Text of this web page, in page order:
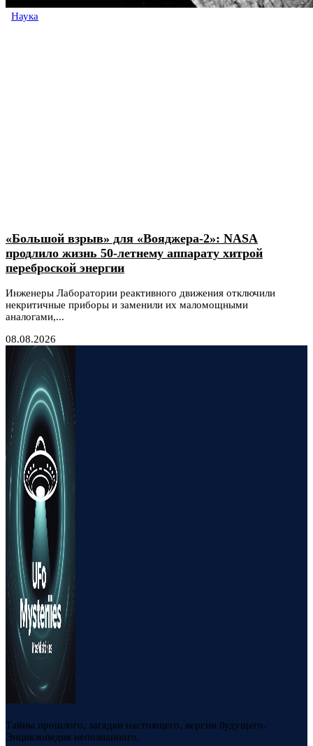
Наука
«Большой взрыв» для «Вояджера-2»: NASA
продлило жизнь 50-летнему аппарату хитрой
переброской энергии
Инженеры Лаборатории реактивного движения отключили
некритичные приборы и заменили их маломощными
аналогами,...
08.08.2026
Тайны прошлого, загадки настоящего, версии будущего.
Энциклопедия непознанного.